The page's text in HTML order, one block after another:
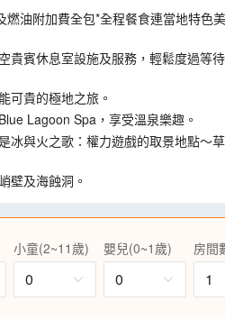
油附加費全包*全程餐食連當地特色
貴賓休息室設施及服務，輕鬆度過等
可貴的極地之旅。
Lagoon Spa，享受溫泉樂趣。
冰與火之歌：權力遊戲的取景地點～
壁及海蝕洞。
金瀑布、巴納福斯瀑布、赫倫瀑布(熔岩
雅蘭瀑布(水濂瀑布)等。
曾是電影鐵達尼號和占士邦007的取景
小童(2~11歲)
0
嬰兒(0~1歲)
0
房間
1